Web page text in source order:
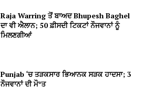
Raja Warring ਤੋਂ ਬਾਅਦ Bhupesh Baghel
ਦਾ ਵੀ ਐਲਾਨ; 50 ਫ਼ੀਸਦੀ ਟਿਕਟਾਂ ਨੌਜਵਾਨਾਂ ਨੂੰ
ਮਿਲਣਗੀਆਂ
Punjab ‘ਚ ਤੜਕਸਾਰ ਭਿਆਨਕ ਸੜਕ ਹਾਦਸਾ; 3
ਨੌਜਵਾਨਾਂ ਦੀ ਮੌ*ਤ